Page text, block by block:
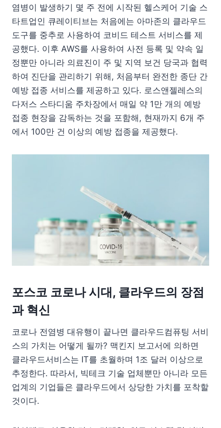
염병이 발생하기 몇 주 전에 시작된 헬스케어 기술 스
타트업인 큐레이티브는 처음에는 아마존의 클라우드
도구를 중추로 사용하여 코비드 테스트 서비스를 제
공했다. 이후 AWS를 사용하여 사전 등록 및 약속 일
정뿐만 아니라 의료진이 주 및 지역 보건 당국과 협력
하여 진단을 관리하기 위해, 처음부터 완전한 종단 간
예방 접종 서비스를 제공하고 있다. 로스앤젤레스의
다저스 스타디움 주차장에서 매일 약 1만 개의 예방
접종 현장을 감독하는 것을 포함해, 현재까지 6개 주
에서 100만 건 이상의 예방 접종을 제공했다.
포스코 코로나 시대, 클라우드의 장점
과 혁신
코로나 전염병 대유행이 끝나면 클라우드컴퓨팅 서비
스의 가치는 어떻게 될까? 맥킨지 보고서에 의하면
클라우드서비스는 IT를 초월하며 1조 달러 이상으로
추정한다. 따라서, 빅테크 기술 업체뿐만 아니라 모든
업계의 기업들은 클라우드에서 상당한 가치를 포착할
것이다.